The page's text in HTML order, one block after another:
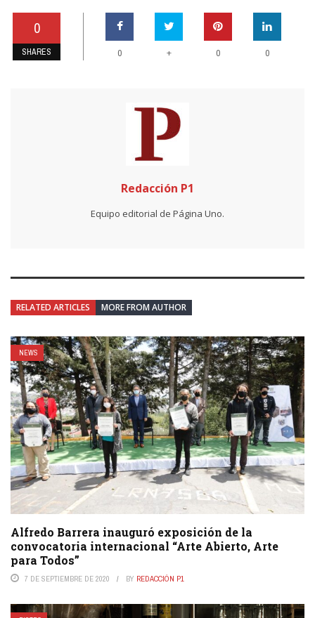
0
SHARES 0 + 0 0
Redacción P1
Equipo editorial de Página Uno.
RELATED ARTICLES MORE FROM AUTHOR
NEWS
Alfredo Barrera inauguró exposición de la
convocatoria internacional “Arte Abierto, Arte
para Todos”
7 DE SEPTIEMBRE DE 2020 BY REDACCIÓN P1